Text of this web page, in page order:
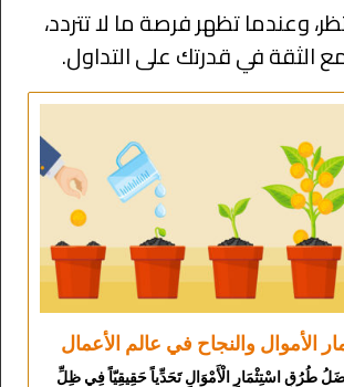
وعندما تظهر فرصة ما لا تتردد،
الثقة في قدرتك على التداول.
طُرُقِ اسْتِثْمَارِ الْأَمْوَالِ تَحَدِّياً حَقِيقِيّاً فِي ظِلِّ